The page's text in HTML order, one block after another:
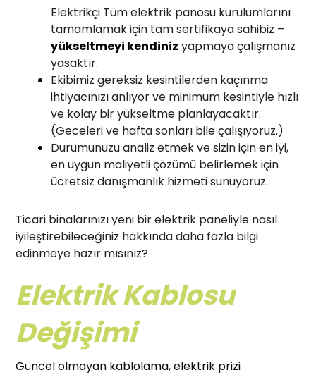
Elektrikçi Tüm elektrik panosu kurulumlarını
tamamlamak için tam sertifikaya sahibiz –
yükseltmeyi kendiniz yapmaya çalışmanız
yasaktır.
Ekibimiz gereksiz kesintilerden kaçınma
ihtiyacınızı anlıyor ve minimum kesintiyle hızlı
ve kolay bir yükseltme planlayacaktır.
(Geceleri ve hafta sonları bile çalışıyoruz.)
Durumunuzu analiz etmek ve sizin için en iyi,
en uygun maliyetli çözümü belirlemek için
ücretsiz danışmanlık hizmeti sunuyoruz.
Ticari binalarınızı yeni bir elektrik paneliyle nasıl
iyileştirebileceğiniz hakkında daha fazla bilgi
edinmeye hazır mısınız?
Elektrik Kablosu
Değişimi
Güncel olmayan kablolama, elektrik prizi